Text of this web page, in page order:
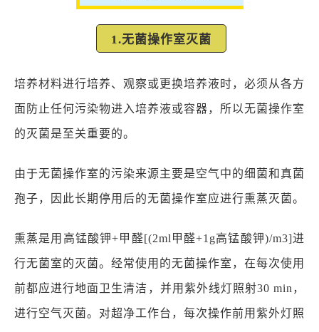
1.无菌操作室灭菌
培养材料进行培养、观察或更换培养液时，必须从各方
面防止任何污染物进入培养液或容器，所以无菌操作室
的灭菌是至关重要的。
由于无菌操作室的污染来源主要是空气中的细菌和真菌
孢子，因此长期停用后的无菌操作室应进行熏蒸灭菌。
熏蒸是用高锰酸钾+甲醛[(2ml甲醛+1g高锰酸钾)/m3]进
行无菌室的灭菌。经常使用的无菌操作室，在每次使用
前都应进行地面卫生清洁，并用紫外线灯照射30 min，
进行空气灭菌。对超净工作台，每次操作前用紫外灯照